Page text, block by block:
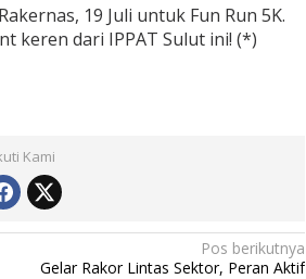
19 Juli untuk Fun Run 5K.
keren dari IPPAT Sulut ini! (*)
Kami
Pos berikutnya
Gelar Rakor Lintas Sektor, Peran Aktif